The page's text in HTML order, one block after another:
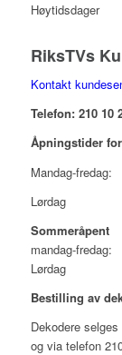
RiksTVs
Kontakt
Telefon: 210 10
Åpningstider
Mandag-
Lørdag
Sommeråpent
mandag-
Lørdag
Bestilling av
Dekodere
og via telefon